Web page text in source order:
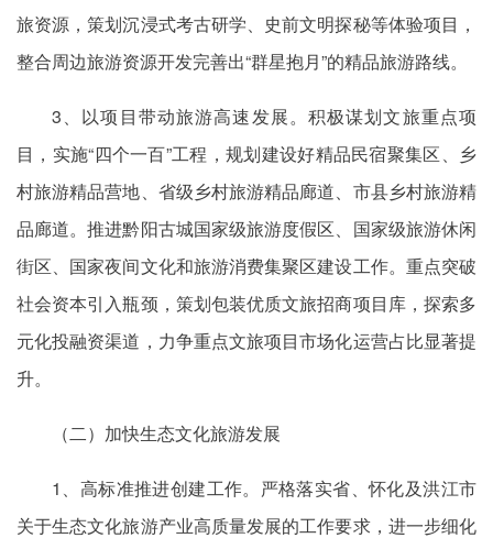
旅资源，策划沉浸式考古研学、史前文明探秘等体验项目，
整合周边旅游资源开发完善出“群星抱月”的精品旅游路线。
3、以项目带动旅游高速发展。积极谋划文旅重点项
目，实施“四个一百”工程，规划建设好精品民宿聚集区、乡
村旅游精品营地、省级乡村旅游精品廊道、市县乡村旅游精
品廊道。推进黔阳古城国家级旅游度假区、国家级旅游休闲
街区、国家夜间文化和旅游消费集聚区建设工作。重点突破
社会资本引入瓶颈，策划包装优质文旅招商项目库，探索多
元化投融资渠道，力争重点文旅项目市场化运营占比显著提
升。
（二）加快生态文化旅游发展
1、高标准推进创建工作。严格落实省、怀化及洪江市
关于生态文化旅游产业高质量发展的工作要求，进一步细化